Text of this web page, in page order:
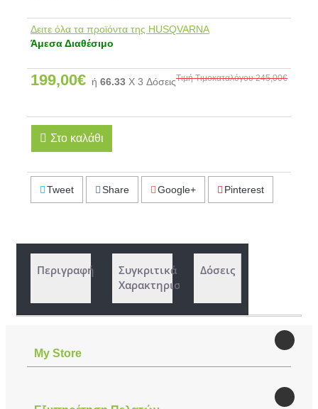
Δειτε όλα τα προϊόντα της HUSQVARNA
Άμεσα Διαθέσιμο
199,00€ ή 66.33 X 3 ΔόσειςΤιμή Τιμοκαταλόγου245,00€
Στο καλάθι
Tweet Share Google+ Pinterest
Περιγραφή
Συγκριτικά
Χαρακτηριστικά
Δόσεις
Μy Store